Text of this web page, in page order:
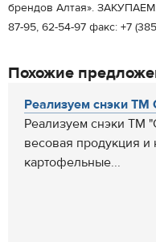
брендов Алтая».
87-95, 62-54-97 факс: +7
Похожие
Реализуем снэки ТМ
Реализуем снэки ТМ
весовая продукция
картофельные...